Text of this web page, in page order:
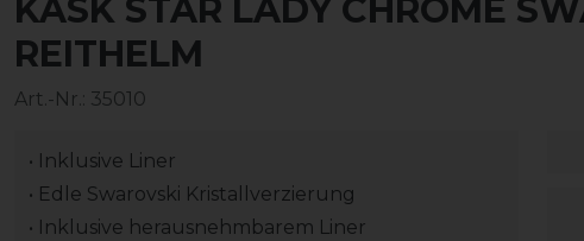
KASK STAR LADY CHROME
REITHELM
Art.-Nr.: 35010
• Inklusive Liner
• Edle Swarovski Kristallverzierung
• Inklusive herausnehmbarem Liner